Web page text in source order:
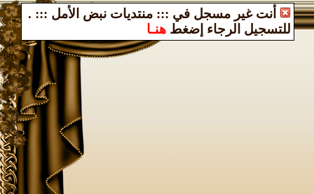
أنت غير مسجل في ::: منتديات نبض الأمل ::: .
للتسجيل الرجاء إضغط هنـا